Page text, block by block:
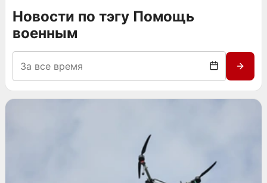
Новости по тэгу Помощь
военным